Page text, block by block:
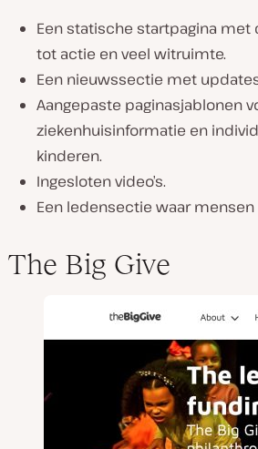
Een statische startpagina
tot actie en veel witruimte.
Een nieuwssectie met
Aangepaste paginasjablonen
ziekenhuisinformatie en
kinderen.
Ingesloten video’s.
Een ledensectie waar
The Big Give